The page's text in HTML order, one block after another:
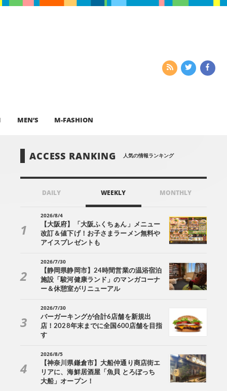
MEN’S M-FASHION
ACCESS RANKING 人気の情報ランキング
DAILY WEEKLY MONTHLY
2026/8/4
【大阪府】「大阪ふくちぁん」メニュー
改訂＆値下げ！お子さまラーメン無料や
アイスプレゼントも
2026/7/30
【静岡県静岡市】24時間営業の温浴宿泊
施設「駿河健康ランド」のマンガコーナ
ー＆休憩室がリニューアル
2026/7/30
バーガーキングが合計6店舗を新規出
店！2028年末までに全国600店舗を目指
す
2026/8/5
【神奈川県鎌倉市】大船仲通り商店街エ
リアに、海鮮居酒屋「魚貝 とろぼっち
大船」オープン！